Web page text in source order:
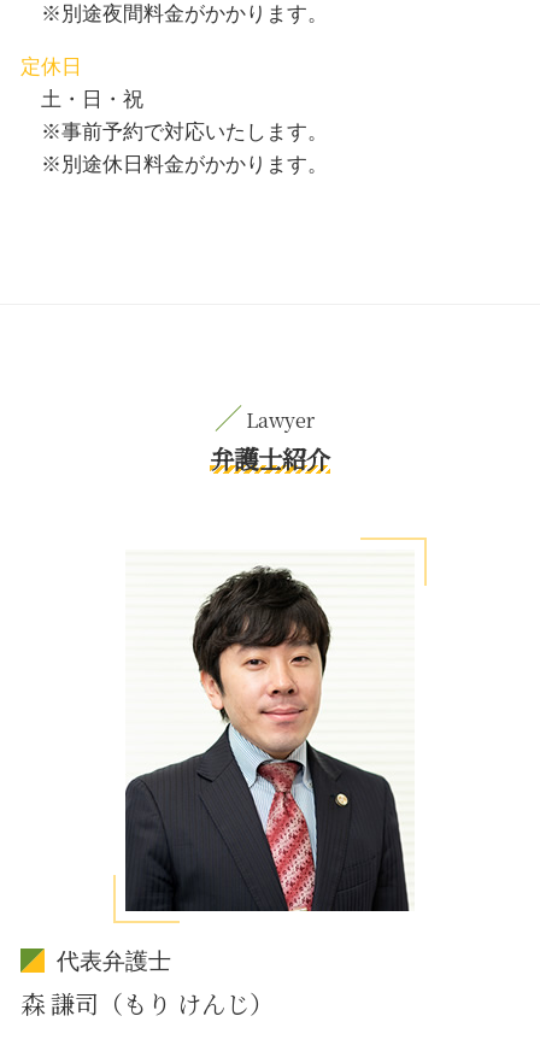
※別途夜間料金がかかります。
定休日
土・日・祝
※事前予約で対応いたします。
※別途休日料金がかかります。
弁護士紹介
代表弁護士
森 謙司（もり けんじ）